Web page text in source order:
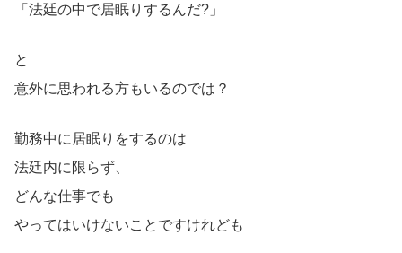
「法廷の中で居眠りするんだ?」
と
意外に思われる方もいるのでは？
勤務中に居眠りをするのは
法廷内に限らず、
どんな仕事でも
やってはいけないことですけれども